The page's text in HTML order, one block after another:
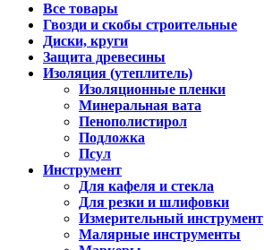
Все товары
Гвозди и скобы строительные
Диски, круги
Защита древесины
Изоляция (утеплитель)
Изоляционные пленки
Минеральная вата
Пенополистирол
Подложка
Псул
Инструмент
Для кафеля и стекла
Для резки и шлифовки
Измерительный инструмент
Малярные инструменты